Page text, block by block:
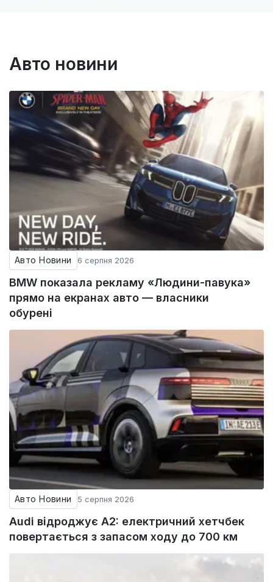
Авто новини
Авто Новини 6 серпня 2026
BMW показала рекламу «Людини-павука»
прямо на екранах авто — власники
обурені
Авто Новини 5 серпня 2026
Audi відроджує A2: електричний хетчбек
повертається з запасом ходу до 700 км